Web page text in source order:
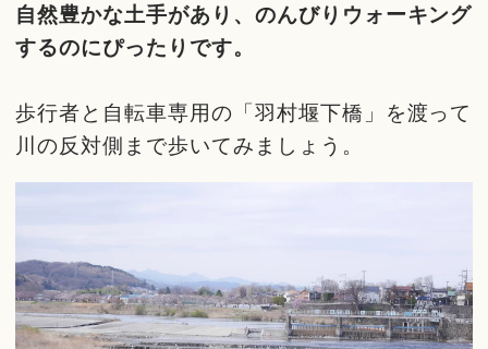
自然豊かな土手があり、のんびりウォーキング
するのにぴったりです。
歩行者と自転車専用の「羽村堰下橋」を渡って
川の反対側まで歩いてみましょう。